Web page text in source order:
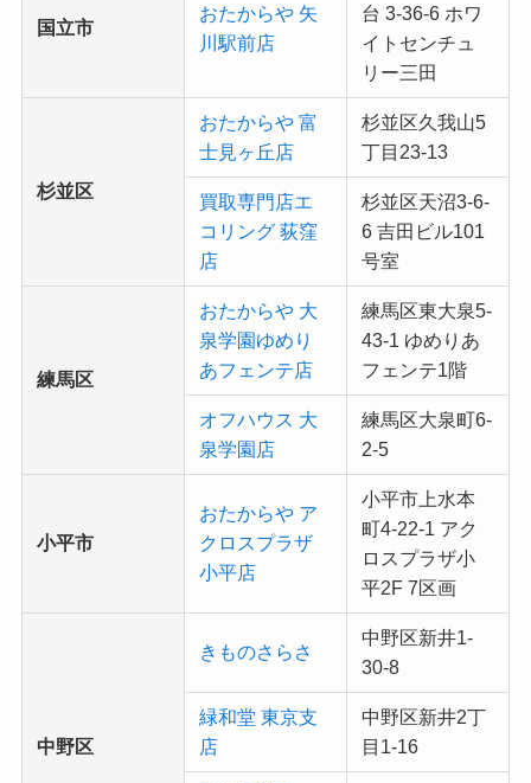
国立市
おたからや 矢
川駅前店
台 3-36-6 ホワ
イトセンチュ
リー三田
杉並区
おたからや 富
士見ヶ丘店
杉並区久我山5
丁目23-13
買取専門店エ
コリング 荻窪
店
杉並区天沼3-6-
6 吉田ビル101
号室
練馬区
おたからや 大
泉学園ゆめり
あフェンテ店
練馬区東大泉5-
43-1 ゆめりあ
フェンテ1階
オフハウス 大
泉学園店
練馬区大泉町6-
2-5
小平市
おたからや ア
クロスプラザ
小平店
小平市上水本
町4-22-1 アク
ロスプラザ小
平2F 7区画
中野区
きものさらさ
中野区新井1-
30-8
緑和堂 東京支
店
中野区新井2丁
目1-16